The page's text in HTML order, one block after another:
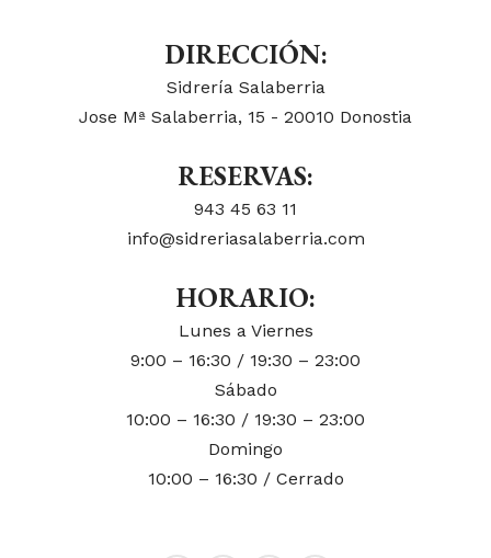
DIRECCIÓN:
Sidrería Salaberria
Jose Mª Salaberria, 15 - 20010 Donostia
RESERVAS:
943 45 63 11
info@sidreriasalaberria.com
HORARIO:
Lunes a Viernes
9:00 – 16:30 / 19:30 – 23:00
Sábado
10:00 – 16:30 / 19:30 – 23:00
Domingo
10:00 – 16:30 / Cerrado